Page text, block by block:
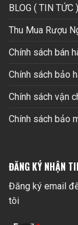
BLOG ( TIN TỨC )
Thu Mua Rượu
Chính sách bán
Chính sách bảo
Chính sách vận
Chính sách bảo
ĐĂNG KÝ NHẬN
Đăng ký email
tôi